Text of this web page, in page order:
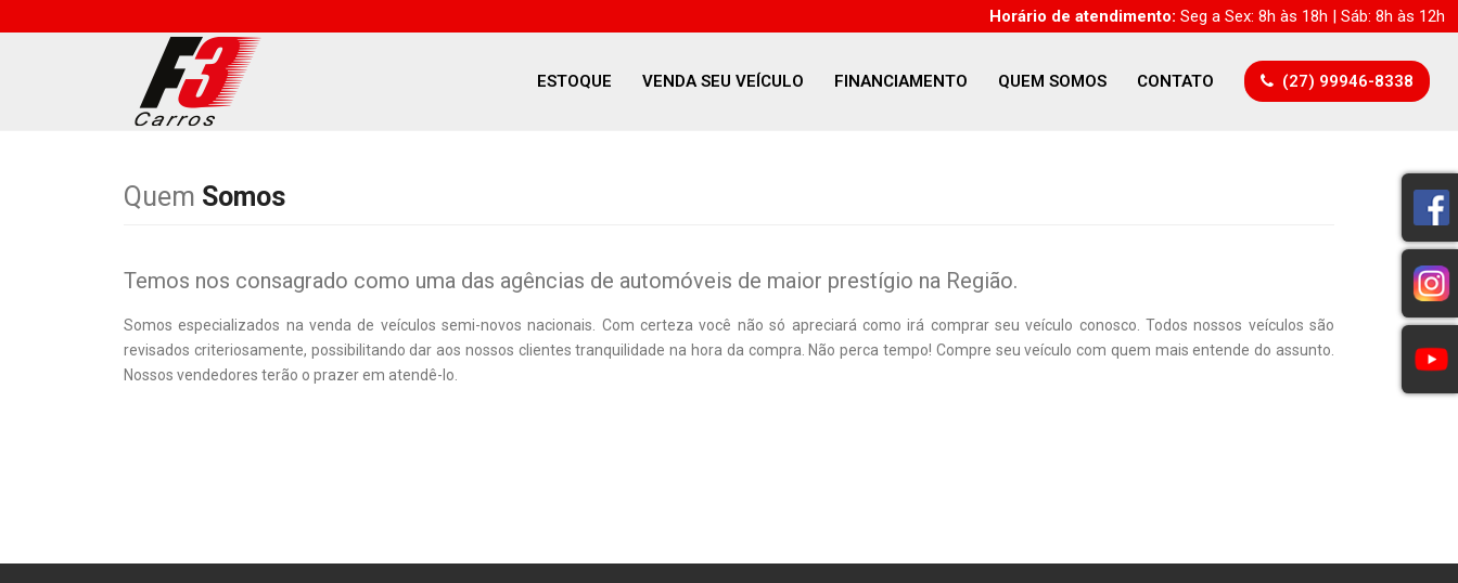
Horário de atendimento: Seg a Sex: 8h às 18h | Sáb: 8h às 12h
ESTOQUE VENDA SEU VEÍCULO FINANCIAMENTO QUEM SOMOS CONTATO (27) 99946-8338
Quem Somos
Temos nos consagrado como uma das agências de automóveis de maior prestígio na Região.
Somos especializados na venda de veículos semi-novos nacionais. Com certeza você não só apreciará como irá comprar seu veículo conosco. Todos nossos veículos são
revisados criteriosamente, possibilitando dar aos nossos clientes tranquilidade na hora da compra. Não perca tempo! Compre seu veículo com quem mais entende do assunto.
Nossos vendedores terão o prazer em atendê-lo.